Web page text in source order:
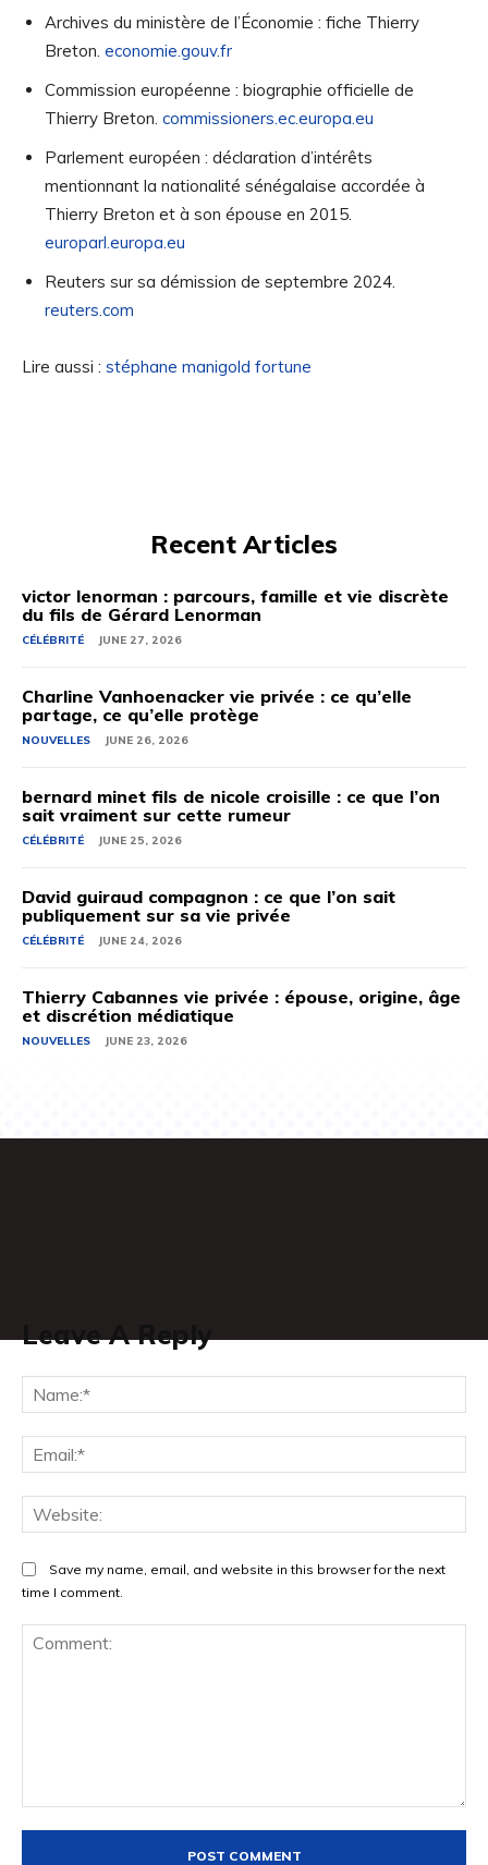
Archives du ministère de l’Économie : fiche Thierry
Breton. economie.gouv.fr
Commission européenne : biographie officielle de
Thierry Breton. commissioners.ec.europa.eu
Parlement européen : déclaration d’intérêts
mentionnant la nationalité sénégalaise accordée à
Thierry Breton et à son épouse en 2015.
europarl.europa.eu
Reuters sur sa démission de septembre 2024.
reuters.com
Lire aussi : stéphane manigold fortune
Recent Articles
victor lenorman : parcours, famille et vie discrète
du fils de Gérard Lenorman
CÉLÉBRITÉ JUNE 27, 2026
Charline Vanhoenacker vie privée : ce qu’elle
partage, ce qu’elle protège
NOUVELLES JUNE 26, 2026
bernard minet fils de nicole croisille : ce que l’on
sait vraiment sur cette rumeur
CÉLÉBRITÉ JUNE 25, 2026
David guiraud compagnon : ce que l’on sait
publiquement sur sa vie privée
CÉLÉBRITÉ JUNE 24, 2026
Thierry Cabannes vie privée : épouse, origine, âge
et discrétion médiatique
NOUVELLES JUNE 23, 2026
Leave A Reply
Save my name, email, and website in this browser for the next
time I comment.